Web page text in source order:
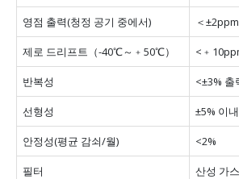
영점 출력(청정 공기 중에서) ＜
제로 드리프트（-40℃～﹢50℃）
반복성 <±3% 출
선형성 ±5% 이내
안정성(평균 감쇠/월) <2%
필터 산성 가